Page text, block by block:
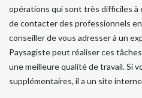
opérations qui sont très difficiles
de contacter des professionnels
conseiller de vous adresser à un
Paysagiste peut réaliser ces
une meilleure qualité de travail. Si
supplémentaires, il a un site